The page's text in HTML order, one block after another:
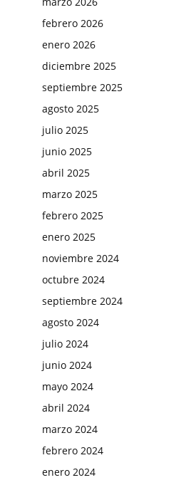
febrero 2026
enero 2026
diciembre 2025
septiembre 2025
agosto 2025
julio 2025
junio 2025
abril 2025
marzo 2025
febrero 2025
enero 2025
noviembre 2024
octubre 2024
septiembre 2024
agosto 2024
julio 2024
junio 2024
mayo 2024
abril 2024
marzo 2024
febrero 2024
enero 2024